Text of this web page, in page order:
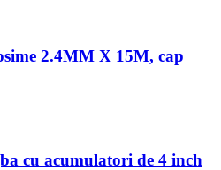
2.4MM X 15M, cap
cu acumulatori de 4 inch